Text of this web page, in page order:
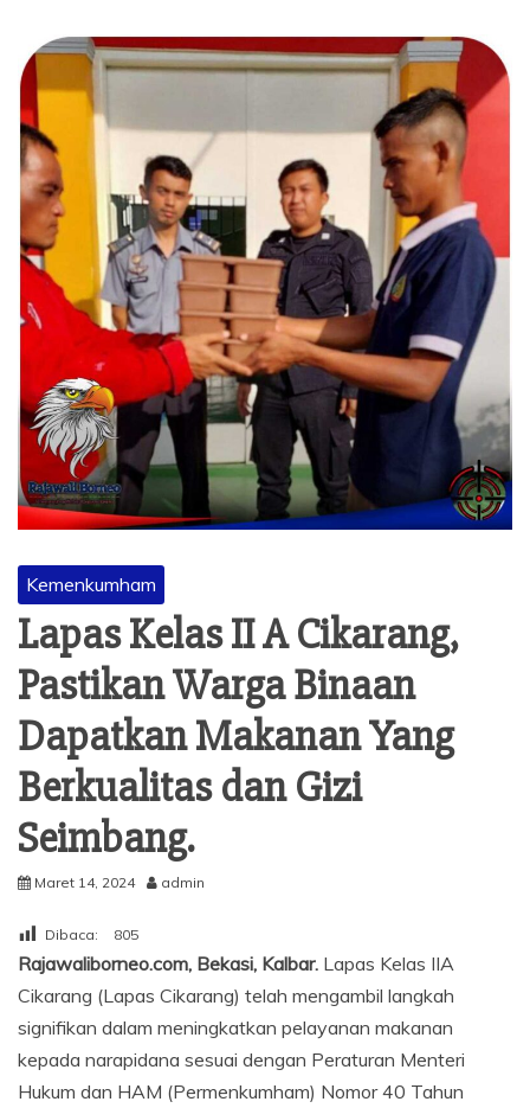
BERITA
Kemenkumham
Lapas Kelas II A Cikarang,
Pastikan Warga Binaan
Dapatkan Makanan Yang
Berkualitas dan Gizi
Seimbang.
Maret 14, 2024 admin
Dibaca: 805
Rajawaliborneo.com, Bekasi, Kalbar. Lapas Kelas IIA
Cikarang (Lapas Cikarang) telah mengambil langkah
signifikan dalam meningkatkan pelayanan makanan
kepada narapidana sesuai dengan Peraturan Menteri
Hukum dan HAM (Permenkumham) Nomor 40 Tahun